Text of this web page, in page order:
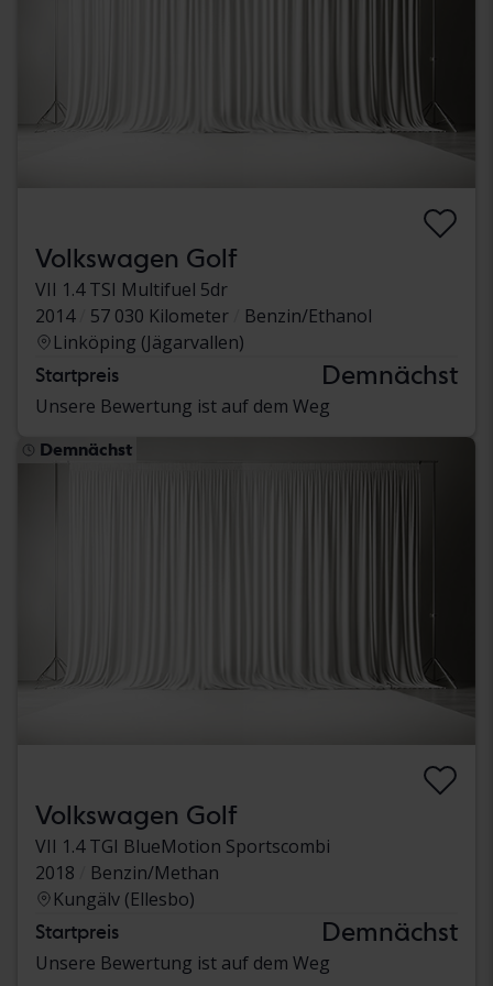
Volkswagen Golf
VII 1.4 TSI Multifuel 5dr
2014
57 030 Kilometer
Benzin/Ethanol
Linköping (Jägarvallen)
Startpreis Demnächst
Unsere Bewertung ist auf dem Weg
Demnächst
Volkswagen Golf
VII 1.4 TGI BlueMotion Sportscombi
2018
Benzin/Methan
Kungälv (Ellesbo)
Startpreis Demnächst
Unsere Bewertung ist auf dem Weg